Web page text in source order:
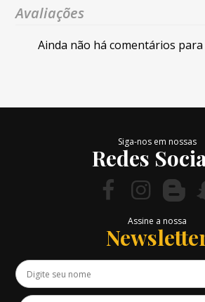
Avaliações
Ainda não há comentários
Siga-nos em nossas
Redes
Assine a nossa